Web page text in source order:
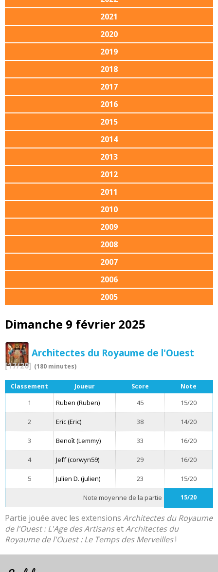
2021
2020
2019
2018
2017
2016
2015
2014
2013
2012
2011
2010
2009
2008
2007
2006
2005
Dimanche 9 février 2025
Architectes du Royaume de l'Ouest
[17/20] (180 minutes)
Classement Joueur Score Note
1 Ruben (Ruben) 45 15/20
2 Eric (Eric) 38 14/20
3 Benoît (Lemmy) 33 16/20
4 Jeff (corwyn59) 29 16/20
5 Julien D. (julien) 23 15/20
Note moyenne de la partie 15/20
Partie jouée avec les extensions Architectes du Royaume
de l'Ouest : L'Age des ArtisansetArchitectes du
Royaume de l'Ouest : Le Temps des Merveilles!